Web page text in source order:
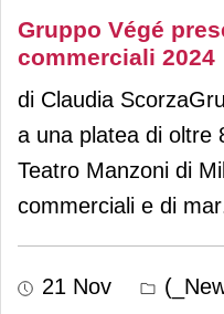
Gruppo Végé
commerciali 2024
di Claudia
a una platea di oltre
Teatro Manzoni di
commerciali e di mar
21 Nov